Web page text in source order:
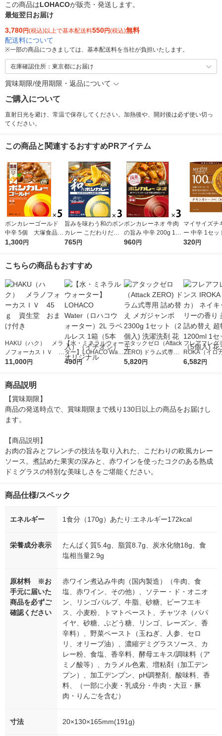
この商品はLOHACOが販売・発送します。
最短翌日お届け
3,780円(税込)以上で基本配送料550円(税込)無料
配送料について
※一部の商品につきましては、基本配送料を当社が負担いたします。
在庫確認住所：東京都にお届け
賞味期限/使用期限・返品について
ご購入について
直射日光を避け、常温で保存してください。加熱後や、開封後は必ず使い切っ
てください。
この商品と関連するおすすめPRアイテム
ボンカレーゴールド
中辛 5個 大塚食品
レンジ対応
1,300円
旨みを味わう和のボン
カレー こだわりだし
の和風カレー 中辛
1セット（1個×3）
765円
ボンカレーネオ 牛肉
の旨み 中辛 200g 1セ
ット（1個×3）大塚食
960円
マイサイズチ
ー 中辛 1セッ
（100g）×2
320円
こちらの商品もおすすめ
HAKU（ハク） メラ
ノフォーカスＩＶ 4
5ｇ 資生堂 おまけ
11,000円
【水・ミネラルウォー
ター】LOHACO Wate
r（ロハコウォータ
490円
アタックゼロ（Attack
ZERO) ドラム式専用
詰め替え メガジャン
5,820円
フレアフレグ
ROKA（イロ
イキッドリリ
6,582円
商品説明
【賞味期限】
商品の発送時点で、賞味期限まで残り130日以上の商品をお届けし
ます。
【商品説明】
お肉の旨みとフレンチの技法を取り入れた、こだわりの欧風カレー
ソース。煮詰めた果実の深みと、赤ワインを使ったコクのある熟成
ドミグラスの特別な美味しさをご堪能ください。
商品仕様/スペック
エネルギー 1食分（170g）あたり:エネルギー172kcal
栄養成分表示
たんぱく質5.4g、脂質8.7g、炭水化物18g、食
塩相当量2.9g
原材料 ※お
手元に届いた
商品を必ずご
確認ください
赤ワイン煮込み牛肉（国内製造）（牛肉、食
塩、赤ワイン、その他）、ソテー・ド・オニオ
ン、リンゴパルプ、牛脂、砂糖、ビーフエキ
ス、小麦粉、トマトペースト、チャツネ（パパ
イヤ、砂糖、ぶどう糖、リンゴ、レーズン、香
辛料）、野菜ペースト（玉ねぎ、人参、セロ
リ、オリーブ油）、濃縮デミグラスソース、カ
レー粉、食塩、香辛料、酵母エキス/調味料（ア
ミノ酸等）、カラメル色素、増粘剤（加工デン
プン）、加工デンプン、pH調整剤、酸味料、香
料、（一部に小麦・乳成分・牛肉・大豆・豚
肉・りんごを含む）
寸法 20×130×165mm(191g)